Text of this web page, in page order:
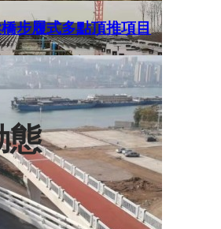
步履式多點頂推項目
步履式多點頂推項目
態